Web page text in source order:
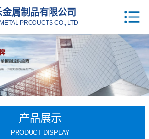
属制品有限公司
PRODUCTS CO., LTD
产品展示
PRODUCT DISPLAY